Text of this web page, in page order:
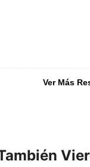
Ver Más